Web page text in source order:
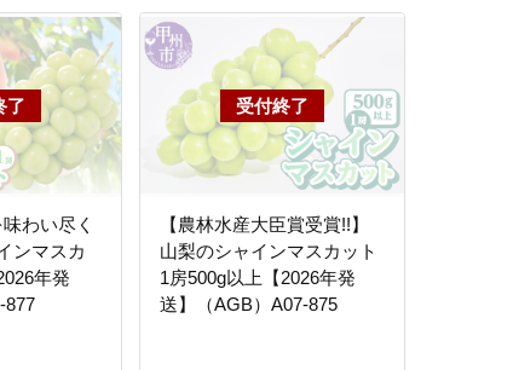
わい尽く
ンマスカ
年発
877
【農林水産大臣賞受賞!!】
山梨のシャインマスカット
1房500g以上【2026年発
送】（AGB）A07-875